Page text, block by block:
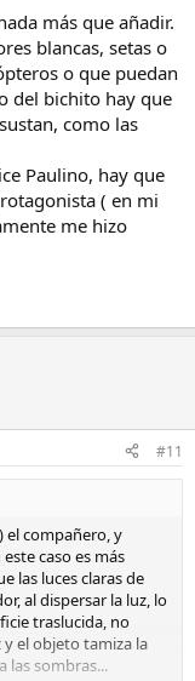
tienes 5 superficies
más que añadir.
blancas, setas o
o que puedan
del bichito hay que
como las
Paulino, hay que
( en mi
me hizo
#11
el compañero, y
caso es más
las luces claras de
al dispersar la luz, lo
traslucida, no
el objeto tamiza la
las sombras...